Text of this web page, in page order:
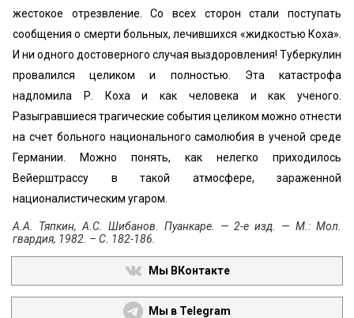
жестокое отрезвление. Со всех сто­рон стали поступать
сообщения о смерти больных, лечив­шихся «жидкостью Коха».
И ни одного достоверного случая выздоровления! Туберкулин
провалился целиком и полностью. Эта катастрофа
надломила Р. Коха и как человека и как ученого.
Разыгравшиеся трагические со­бытия целиком можно отнести
на счет больного нацио­нального самолюбия в ученой среде
Германии. Можно понять, как нелегко приходилось
Вейерштрассу в такой атмосфере, зараженной
националистическим угаром.
А.А. Тяпкин, А.С. Шибанов. Пуанкаре. — 2-е изд. — М.: Мол.
гвардия, 1982. – С. 182-186.
Мы ВКонтакте
Мы в Telegram